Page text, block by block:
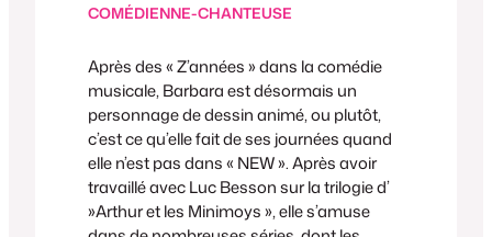
COMÉDIENNE-CHANTEUSE
Après des « Z’années » dans la comédie
musicale, Barbara est désormais un
personnage de dessin animé, ou plutôt,
c’est ce qu’elle fait de ses journées quand
elle n’est pas dans « NEW ». Après avoir
travaillé avec Luc Besson sur la trilogie d’
»Arthur et les Minimoys », elle s’amuse